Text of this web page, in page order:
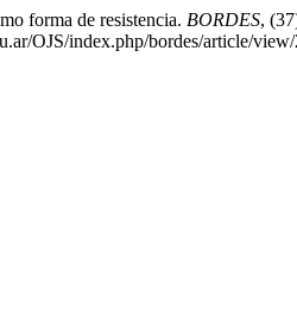
forma de resistencia. BORDES,
OJS/index.php/bordes/article/